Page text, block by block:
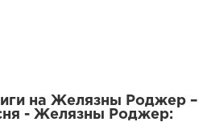
на Желязны Роджер –
- Желязны Роджер: